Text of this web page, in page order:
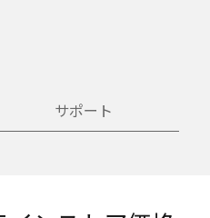
サポート